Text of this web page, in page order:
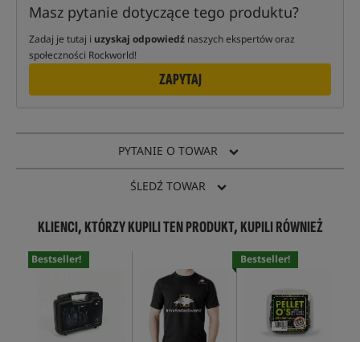
Masz pytanie dotyczące tego produktu?
Zadaj je tutaj i uzyskaj odpowiedź naszych ekspertów oraz
społeczności Rockworld!
ZAPYTAJ
PYTANIE O TOWAR
ŚLEDŹ TOWAR
KLIENCI, KTÓRZY KUPILI TEN PRODUKT, KUPILI RÓWNIEŻ
Bestseller! Bestseller!